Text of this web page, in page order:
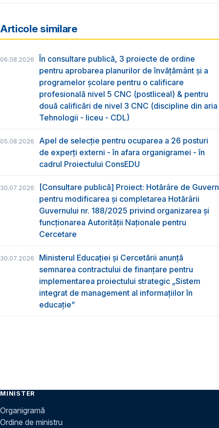
Articole similare
06.08.2026
În consultare publică, 3 proiecte de ordine
pentru aprobarea planurilor de învățământ și a
programelor școlare pentru o calificare
profesională nivel 5 CNC (postliceal) & pentru
două calificări de nivel 3 CNC (discipline din aria
Tehnologii - liceu - CDL)
05.08.2026
Apel de selecție pentru ocuparea a 26 posturi
de experți externi - în afara organigramei - în
cadrul Proiectului ConsEDU
30.07.2026
[Consultare publică] Proiect: Hotărâre de Guvern
pentru modificarea și completarea Hotărârii
Guvernului nr. 188/2025 privind organizarea şi
funcţionarea Autorităţii Naţionale pentru
Cercetare
30.07.2026
Ministerul Educației și Cercetării anunță
semnarea contractului de finanțare pentru
implementarea proiectului strategic „Sistem
integrat de management al informațiilor în
educație”
MINISTER
Organigramă
Ordine de ministru